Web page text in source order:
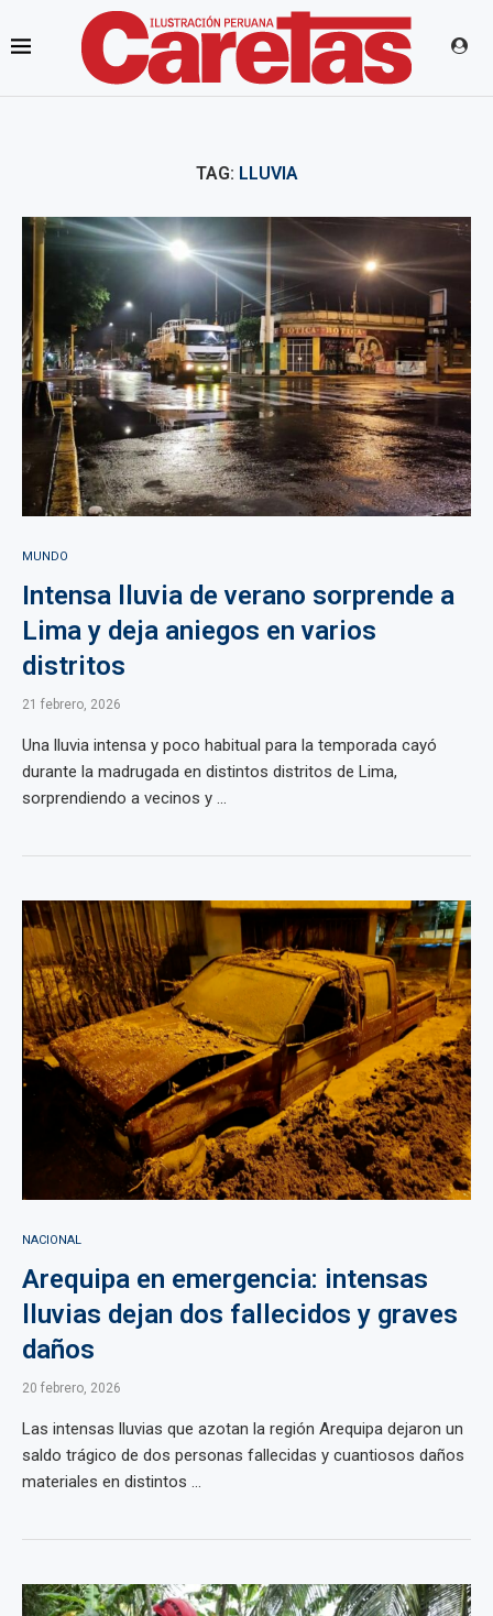
TAG: LLUVIA
MUNDO
Intensa lluvia de verano sorprende a
Lima y deja aniegos en varios
distritos
21 febrero, 2026
Una lluvia intensa y poco habitual para la temporada cayó
durante la madrugada en distintos distritos de Lima,
sorprendiendo a vecinos y ...
NACIONAL
Arequipa en emergencia: intensas
lluvias dejan dos fallecidos y graves
daños
20 febrero, 2026
Las intensas lluvias que azotan la región Arequipa dejaron un
saldo trágico de dos personas fallecidas y cuantiosos daños
materiales en distintos ...